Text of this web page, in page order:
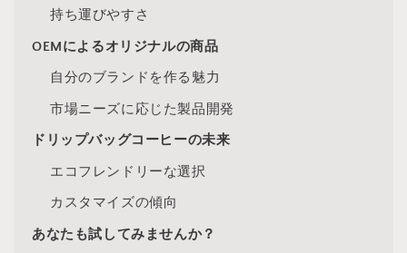
持ち運びやすさ
OEMによるオリジナルの商品
自分のブランドを作る魅力
市場ニーズに応じた製品開発
ドリップバッグコーヒーの未来
エコフレンドリーな選択
カスタマイズの傾向
あなたも試してみませんか？